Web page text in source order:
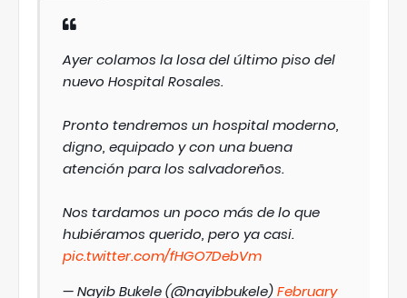
Ayer colamos la losa del último piso del
nuevo Hospital Rosales.
Pronto tendremos un hospital moderno,
digno, equipado y con una buena
atención para los salvadoreños.
Nos tardamos un poco más de lo que
hubiéramos querido, pero ya casi.
pic.twitter.com/fHGO7DebVm
— Nayib Bukele (@nayibbukele)February